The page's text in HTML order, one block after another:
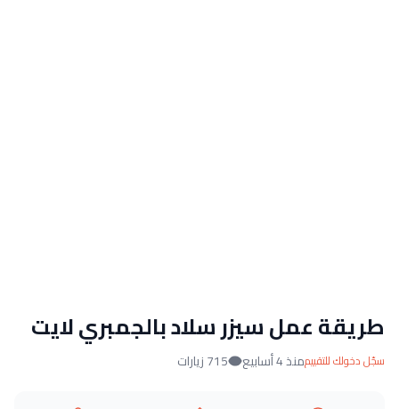
طريقة عمل سيزر سلاد بالجمبري لايت
سجّل دخولك للتقييممنذ 4 أسابيع 715 زيارات